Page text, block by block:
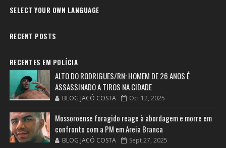
SELECT YOUR OWN LANGUAGE
RECENT POSTS
RECENTES EM POLÍCIA
ALTO DO RODRIGUES/RN: HOMEM DE 26 ANOS É
ASSASSINADO A TIROS NA CIDADE
BLOG JACÓ COSTA Oct 12, 2025
Mossoroense foragido reage à abordagem e morre em
confronto com a PM em Areia Branca
BLOG JACÓ COSTA Sept 27, 2025